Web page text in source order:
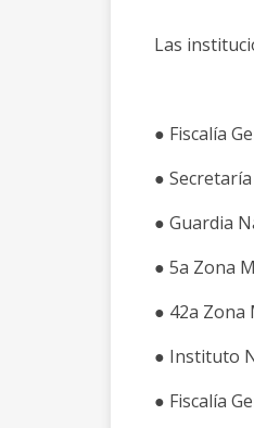
Las
● Fiscalía
●
● Guardia
● 5a Zona
● 42a Zona
● Instituto
● Fiscalía